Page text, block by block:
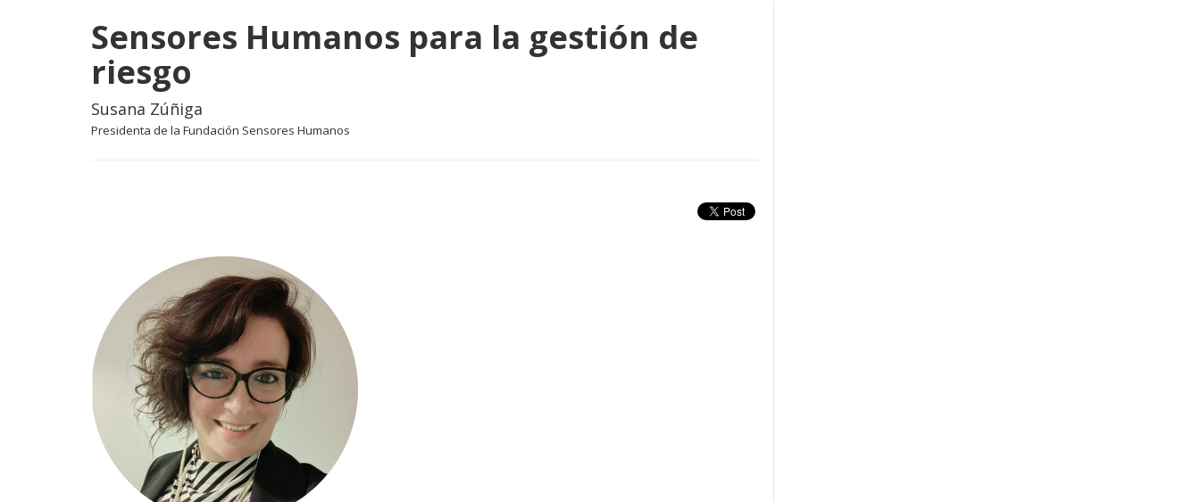
Sensores Humanos para la gestión de
riesgo
Susana Zúñiga
Presidenta de la Fundación Sensores Humanos